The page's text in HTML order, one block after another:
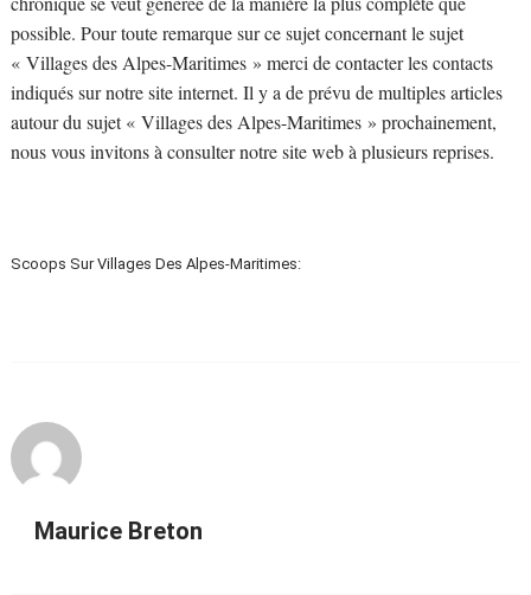
possible. Pour toute remarque sur ce sujet concernant le sujet
« Villages des Alpes-Maritimes » merci de contacter les contacts
indiqués sur notre site internet. Il y a de prévu de multiples articles
autour du sujet « Villages des Alpes-Maritimes » prochainement,
nous vous invitons à consulter notre site web à plusieurs reprises.
Scoops Sur Villages Des Alpes-Maritimes:
Maurice Breton